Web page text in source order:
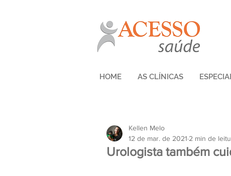
HOME AS CLÍNICAS
Urologista também
Kellen Melo
12 de mar. de 2021 2 min de